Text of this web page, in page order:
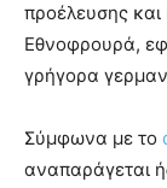
προέλευσης και
Εθνοφρουρά,
γρήγορα
Σύμφωνα με το
αναπαράγεται